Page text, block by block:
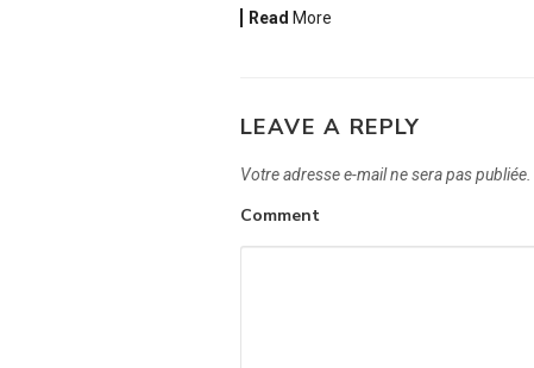
Read More
LEAVE A REPLY
Votre adresse e-mail ne sera pas publiée.
Comment